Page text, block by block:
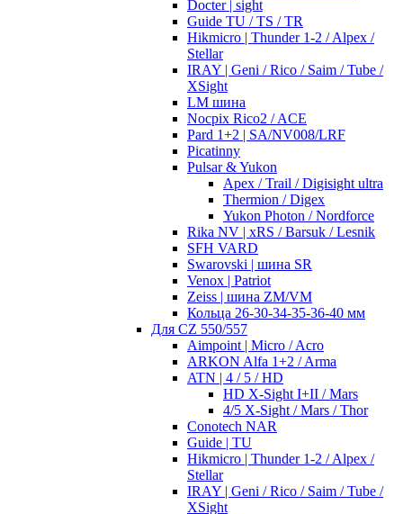
Docter | sight
Guide TU / TS / TR
Hikmicro | Thunder 1-2 / Alpex /
Stellar
IRAY | Geni / Rico / Saim / Tube /
XSight
LM шина
Nocpix Rico2 / ACE
Pard 1+2 | SA/NV008/LRF
Picatinny
Pulsar & Yukon
Apex / Trail / Digisight ultra
Thermion / Digex
Yukon Photon / Nordforce
Rika NV | xRS / Barsuk / Lesnik
SFH VARD
Swarovski | шина SR
Venox | Patriot
Zeiss | шина ZM/VM
Кольца 26-30-34-35-36-40 мм
Для CZ 550/557
Aimpoint | Micro / Acro
ARKON Alfa 1+2 / Arma
ATN | 4 / 5 / HD
HD X-Sight I+II / Mars
4/5 X-Sight / Mars / Thor
Conotech NAR
Guide | TU
Hikmicro | Thunder 1-2 / Alpex /
Stellar
IRAY | Geni / Rico / Saim / Tube /
XSight